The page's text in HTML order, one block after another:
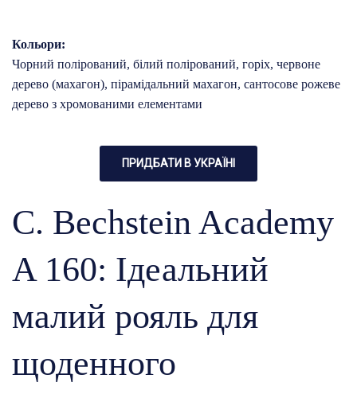
Кольори:
Чорний полірований, білий полірований, горіх, червоне
дерево (махагон), пірамідальний махагон, сантосове рожеве
дерево з хромованими елементами
ПРИДБАТИ В УКРАЇНІ
C. Bechstein Academy
A 160: Ідеальний
малий рояль для
щоденного